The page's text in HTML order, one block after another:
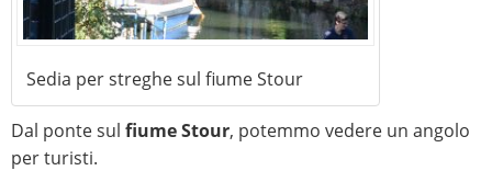
Sedia per streghe sul fiume Stour
Dal ponte sul fiume Stour, potemmo vedere un angolo
per turisti.